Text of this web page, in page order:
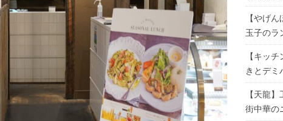
【やげ
玉子のラ
【キッ
きとデミ
【天龍
街中華の